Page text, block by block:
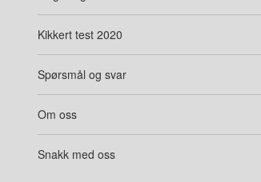
Kikkert test 2020
Spørsmål og svar
Om oss
Snakk med oss